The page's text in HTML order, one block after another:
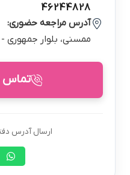
46244828
آدرس مراجعه حضوری:
ممسني، بلوار جمهوري -
تماس
ارسال آدرس